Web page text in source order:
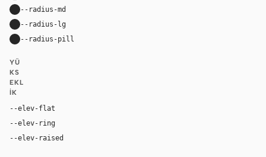
--radius-md
--radius-lg
--radius-pill
YÜ
KS
EKL
IK
--elev-flat
--elev-ring
--elev-raised